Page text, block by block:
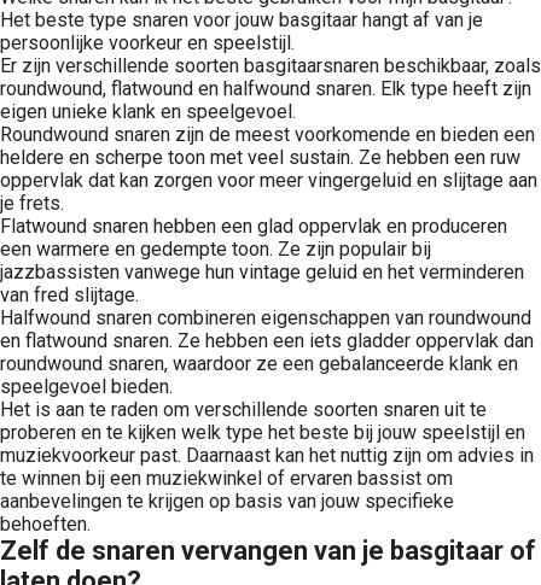
Het beste type snaren voor jouw basgitaar hangt af van je
persoonlijke voorkeur en speelstijl.
Er zijn verschillende soorten basgitaarsnaren beschikbaar, zoals
roundwound, flatwound en halfwound snaren. Elk type heeft zijn
eigen unieke klank en speelgevoel.
Roundwound snaren zijn de meest voorkomende en bieden een
heldere en scherpe toon met veel sustain. Ze hebben een ruw
oppervlak dat kan zorgen voor meer vingergeluid en slijtage aan
je frets.
Flatwound snaren hebben een glad oppervlak en produceren
een warmere en gedempte toon. Ze zijn populair bij
jazzbassisten vanwege hun vintage geluid en het verminderen
van fred slijtage.
Halfwound snaren combineren eigenschappen van roundwound
en flatwound snaren. Ze hebben een iets gladder oppervlak dan
roundwound snaren, waardoor ze een gebalanceerde klank en
speelgevoel bieden.
Het is aan te raden om verschillende soorten snaren uit te
proberen en te kijken welk type het beste bij jouw speelstijl en
muziekvoorkeur past. Daarnaast kan het nuttig zijn om advies in
te winnen bij een muziekwinkel of ervaren bassist om
aanbevelingen te krijgen op basis van jouw specifieke
behoeften.
Zelf de snaren vervangen van je basgitaar of